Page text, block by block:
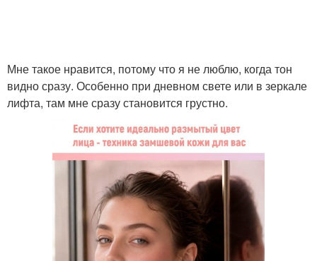
Мне такое нравится, потому что я не люблю, когда тон
видно сразу. Особенно при дневном свете или в зеркале
лифта, там мне сразу становится грустно.